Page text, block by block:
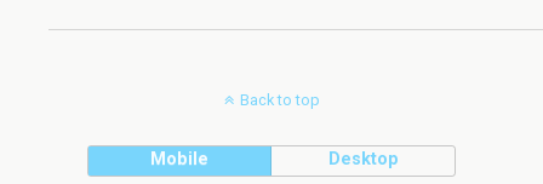
Back to top
Mobile Desktop